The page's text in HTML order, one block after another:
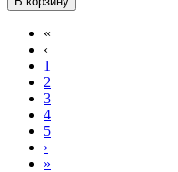
«
‹
1
2
3
4
5
›
»